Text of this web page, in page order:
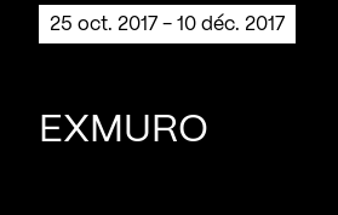
25 oct. 2017 - 10 déc. 2017
EXMURO